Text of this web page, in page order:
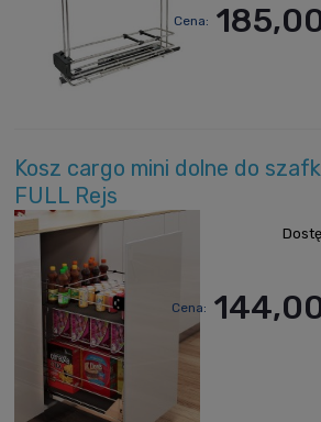
Cena:
Kosz cargo mini dolne do
FULL Rejs
Cena: